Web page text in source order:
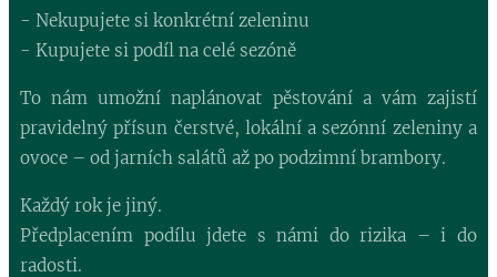
- Nekupujete si konkrétní zeleninu
- Kupujete si podíl na celé sezóně
To nám umožní naplánovat pěstování a vám zajistí
pravidelný přísun čerstvé, lokální a sezónní zeleniny a
ovoce – od jarních salátů až po podzimní brambory.
Každý rok je jiný.
Předplacením podílu jdete s námi do rizika – i do
radosti.